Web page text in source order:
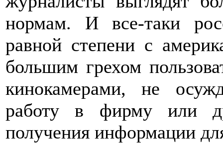
нормам. И все-таки
равной степени с
большим грехом
кинокамерами, не
работу в фирму или
получения информации